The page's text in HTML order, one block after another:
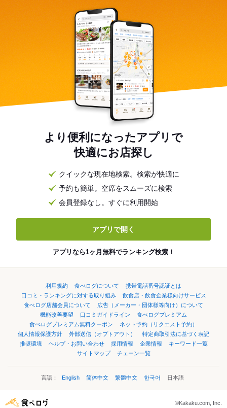
より便利になったアプリで
快適にお店探し
クイックな現在地検索。検索が快適に
予約も簡単。空席をスムーズに検索
会員登録なし。すぐに利用開始
アプリで開く
アプリなら1ヶ月無料でランキング検索！
利用規約 食べログについて
携帯電話番号認証とは
口コミ・ランキングに対する取り組み
飲食店・飲食企業様向けサービス
食べログ店舗会員について
広告（メーカー・団体様等向け）について
機能改善要望
口コミガイドライン
食べログプレミアム
食べログプレミアム無料クーポン
ネット予約（リクエスト予約）
個人情報保護方針
外部送信（オプトアウト）
特定商取引法に基づく表記
推奨環境
ヘルプ・お問い合わせ 採用情報 企業情報
キーワード一覧
サイトマップ
チェーン一覧
言語： English 简体中文 繁體中文 한국어 日本語
©Kakaku.com, Inc.